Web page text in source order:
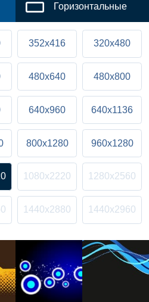
Горизонтальные
352x416 320x480
480x640 480x800
640x960 640x1136
800x1280 960x1280
1080x2220 1280x2560
1440x2880 1440x2960